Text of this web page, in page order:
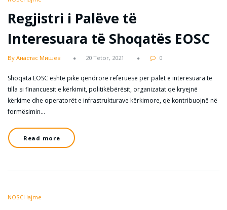
Regjistri i Palëve të
Interesuara të Shoqatës EOSC
By Анастас Мишев 20 Tetor, 2021 0
Shoqata EOSC është pikë qendrore referuese për palët e interesuara të
tilla si financuesit e kërkimit, politikëbërësit, organizatat që kryejnë
kërkime dhe operatorët e infrastrukturave kërkimore, që kontribuojnë në
formësimin…
Read more
NOSCI lajme